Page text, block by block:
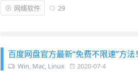
近年由于「百度网盘」和「
为，当年打下的江山已被蚕食得差不多了。
网络软件 29
百度网盘官方最新“免费不限速”方
Win, Mac, Linux 2020-07-4